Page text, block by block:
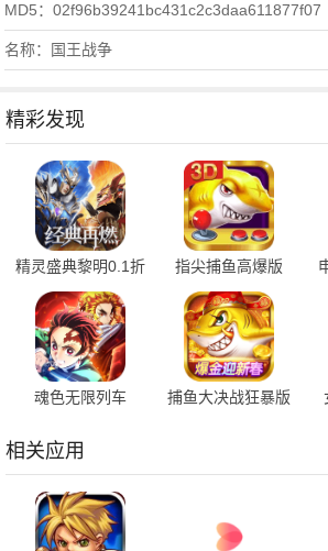
MD5：02f96b39241bc431c2c3daa611877f07
名称：国王战争
精彩发现
精灵盛典黎明0.1折
1.00.1 官方版
指尖捕鱼高爆版
10.3.46.4.0 手机版
魂色无限列车
捕鱼大决战狂暴版
相关应用